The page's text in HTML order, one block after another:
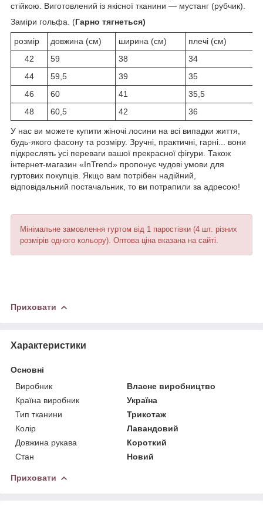
стійкою. Виготовлений із якісної тканини — мустанг (рубчик).
Заміри гольфа. (Гарно тягнеться)
розмір довжина (см) ширина (см) плечі (см)
42
59 38 34
44
59,5 39 35
46
60 41 35,5
48
60,5 42 36
У нас ви можете купити жіночі лосини на всі випадки життя,
будь-якого фасону та розміру. Зручні, практичні, гарні... вони
підкреслять усі переваги вашої прекрасної фігури. Також
інтернет-магазин «InTrend» пропонує чудові умови для
гуртових покупців. Якщо вам потрібен надійний,
відповідальний постачальник, то ви потрапили за адресою!
Мінімальне замовлення гуртом від 1 паростівки (4 шт. різних
розмірів одного кольору). Оптова ціна вказана на сайті.
Приховати
Характеристики
Основні
Виробник
Власне виробництво
Країна виробник
Україна
Тип тканини
Трикотаж
Колір
Лавандовий
Довжина рукава
Короткий
Стан
Новий
Приховати